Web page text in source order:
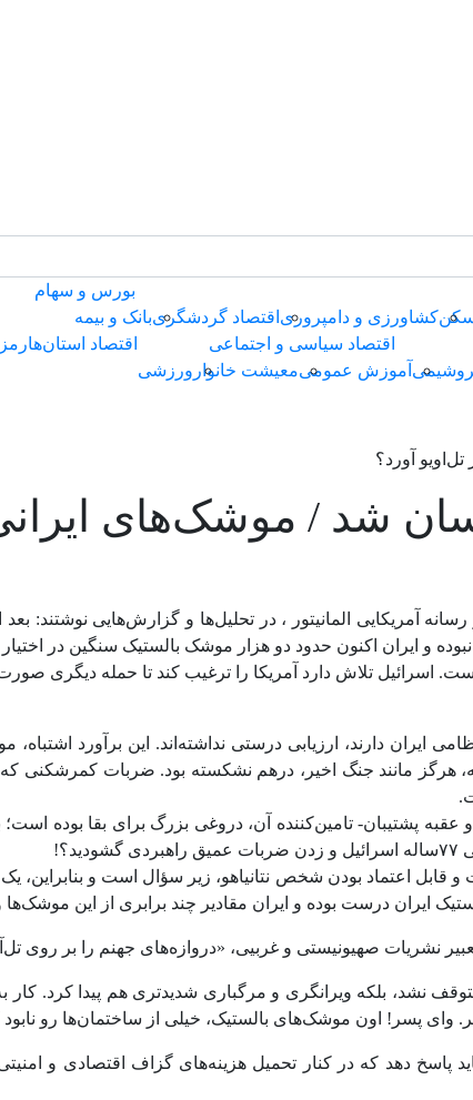
کشاورزی و دامپروری اقتصاد گردشگری
بورس و سهام
بانک و بیمه
اقتصاد سیاسی و اجتماعی
آموزش عمومیمعیشت خانوار ورزشی
اقتصاد استان‌ها
آورد؟
شد / موشک‌های
و ایران اکنون حدود دو هزار موشک بالستیک سنگین در
اسرائیل تلاش دارد آمریکا را ترغیب کند تا حمله‌ دیگری
ایران دارند، ارزیابی درستی نداشته‌اند. این برآورد
هرگز مانند جنگ اخیر، درهم نشکسته بود. ضربات کمرشکنی
پشتیبان- تامین‌کننده آن، دروغی بزرگ برای بقا بوده است؛
قابل اعتماد بودن شخص نتانیاهو، زیر سؤال است و بنابراین،
ایران درست بوده و ایران مقادیر چند برابری از این موشک‌ها
نشریات صهیونیستی و غربیی، «دروازه‌های جهنم را بر روی
نشد، بلکه ویرانگری و مرگباری شدیدتری هم پیدا کرد.
پسر! اون موشک‌های بالستیک، خیلی از ساختمان‌ها رو نابود
باید پاسخ دهد که در کنار تحمیل هزینه‌های گزاف اقتصادی و